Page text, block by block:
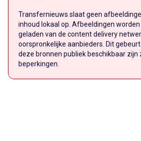
Transfernieuws slaat geen
inhoud lokaal op. Afbeeldingen
geladen van de content delivery
oorspronkelijke aanbieders. Dit
deze bronnen publiek beschikbaar zijn
beperkingen.